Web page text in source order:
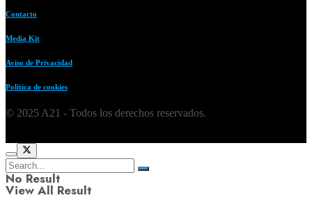
Contacto
Media Kit
Aviso de Privacidad
Política de cookies
© 2025 A21 - Todos los derechos reservados.
No Result
View All Result